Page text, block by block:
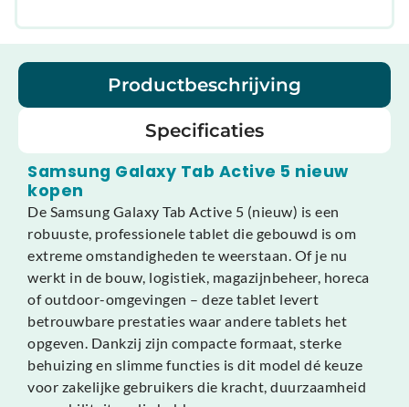
Productbeschrijving
Specificaties
Samsung Galaxy Tab Active 5 nieuw
kopen
De Samsung Galaxy Tab Active 5 (nieuw) is een
robuuste, professionele tablet die gebouwd is om
extreme omstandigheden te weerstaan. Of je nu
werkt in de bouw, logistiek, magazijnbeheer, horeca
of outdoor-omgevingen – deze tablet levert
betrouwbare prestaties waar andere tablets het
opgeven. Dankzij zijn compacte formaat, sterke
behuizing en slimme functies is dit model dé keuze
voor zakelijke gebruikers die kracht, duurzaamheid